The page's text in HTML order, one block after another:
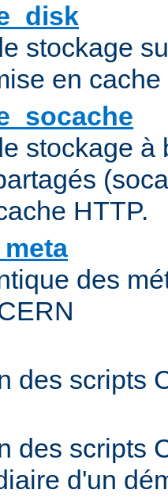
stockage
en cache
stockage à
HTTP.
des
des scripts
des scripts
d'un